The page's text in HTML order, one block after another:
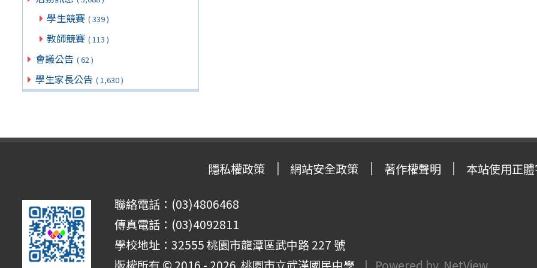
學生競賽 ( 339 )
教師競賽 ( 113 )
會議公告 ( 62 )
學生家長公告 ( 1,630 )
隱私權政策 網站安全政策 著作權聲明 本站使用正
聯絡電話：(03)4806468
傳真電話：(03)4092811
學校地址：32555 桃園市龍潭區武中路 227 號